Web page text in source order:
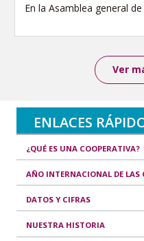
En la Asamblea general de
Ver
ENLACES
¿QUÉ ES UNA COOPERATIVA?
AÑO INTERNACIONAL DE LAS
DATOS Y CIFRAS
NUESTRA HISTORIA